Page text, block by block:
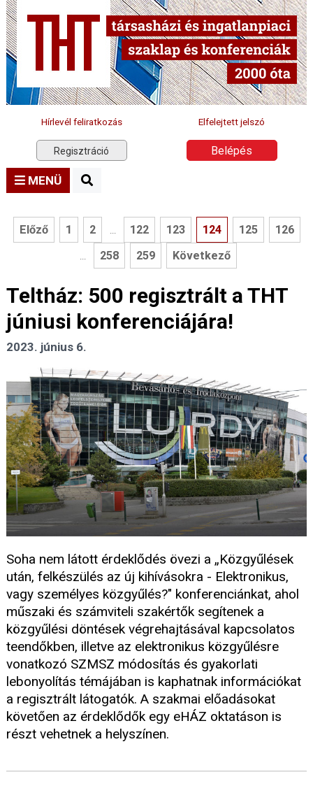
Hírlevél feliratkozás Elfelejtett jelszó
Regisztráció Belépés
MENÜ
Előző 1 2 ... 122 123 124 125 126
... 258 259 Következő
Teltház: 500 regisztrált a THT
júniusi konferenciájára!
2023. június 6.
Soha nem látott érdeklődés övezi a „Közgyűlések
után, felkészülés az új kihívásokra - Elektronikus,
vagy személyes közgyűlés?" konferenciánkat, ahol
műszaki és számviteli szakértők segítenek a
közgyűlési döntések végrehajtásával kapcsolatos
teendőkben, illetve az elektronikus közgyűlésre
vonatkozó SZMSZ módosítás és gyakorlati
lebonyolítás témájában is kaphatnak információkat
a regisztrált látogatók. A szakmai előadásokat
követően az érdeklődők egy eHÁZ oktatáson is
részt vehetnek a helyszínen.